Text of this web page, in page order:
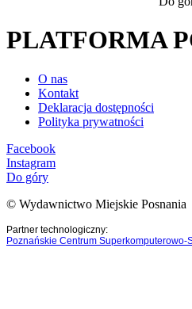
PLATFORMA
O nas
Kontakt
Deklaracja dostępności
Polityka prywatności
Facebook
Instagram
Do góry
© Wydawnictwo Miejskie Posnania
Partner technologiczny:
Poznańskie Centrum Superkomputerowo-